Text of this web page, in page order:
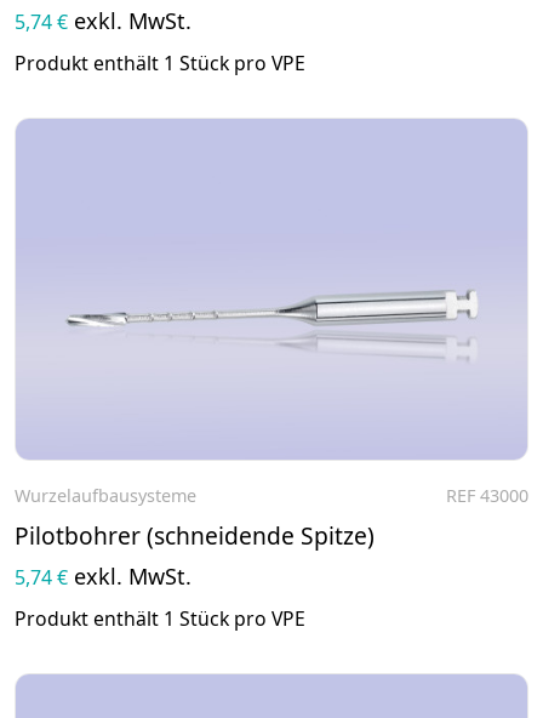
5,74 € exkl. MwSt.
Produkt enthält 1 Stück pro VPE
Wurzelaufbausysteme REF 43000
Pilotbohrer (schneidende Spitze)
5,74 € exkl. MwSt.
Produkt enthält 1 Stück pro VPE